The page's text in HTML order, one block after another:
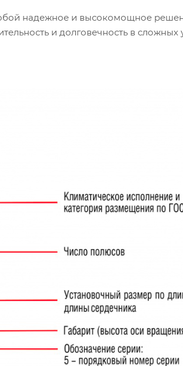
надежное и высокомощное
и долговечность в сложных